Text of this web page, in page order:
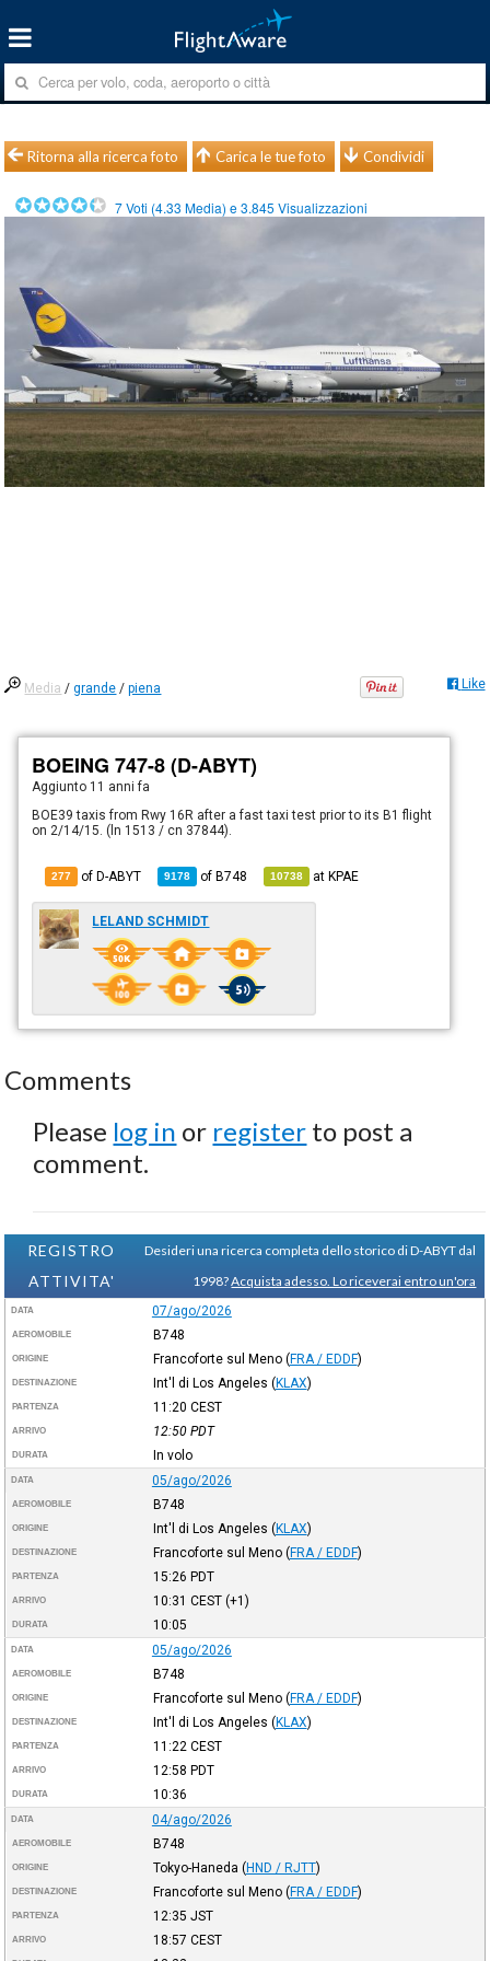
Ritorna alla ricerca foto Carica le tue foto Condividi
7Voti (4.33 Media) e3.845 Visualizzazioni
Media /grande /piena Like
BOEING 747-8 (D-ABYT)
Aggiunto 11 anni fa
BOE39 taxis from Rwy 16R after a fast taxi test prior to its B1 flight
on 2/14/15. (ln 1513 / cn 37844).
277 of D-ABYT 9178 ofB748 10738 atKPAE
LELAND SCHMIDT
Comments
Please log in or register to post a
comment.
REGISTRO
ATTIVITA'
Desideri una ricerca completa dello storico di D-ABYT dal
1998?Acquista adesso. Lo riceverai entro un'ora
DATA 07/ago/2026
AEROMOBILE B748
ORIGINE Francoforte sul Meno (FRA / EDDF)
DESTINAZIONE Int'l di Los Angeles (KLAX)
PARTENZA 11:20 CEST
ARRIVO 12:50 PDT
DURATA In volo
DATA 05/ago/2026
AEROMOBILE B748
ORIGINE Int'l di Los Angeles (KLAX)
DESTINAZIONE Francoforte sul Meno (FRA / EDDF)
PARTENZA 15:26 PDT
ARRIVO 10:31 CEST(+1)
DURATA 10:05
DATA 05/ago/2026
AEROMOBILE B748
ORIGINE Francoforte sul Meno (FRA / EDDF)
DESTINAZIONE Int'l di Los Angeles (KLAX)
PARTENZA 11:22 CEST
ARRIVO 12:58 PDT
DURATA 10:36
DATA 04/ago/2026
AEROMOBILE B748
ORIGINE Tokyo-Haneda (HND / RJTT)
DESTINAZIONE Francoforte sul Meno (FRA / EDDF)
PARTENZA 12:35 JST
ARRIVO 18:57 CEST